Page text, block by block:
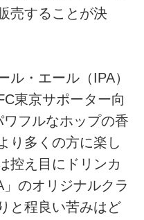
売することが決
・エール（IPA）
東京サポーター向
フルなホップの香
り多くの方に楽し
控え目にドリンカ
のオリジナルクラ
と程良い苦みはど